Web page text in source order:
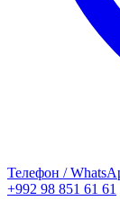
Телефон /
+992 98 851 61 61